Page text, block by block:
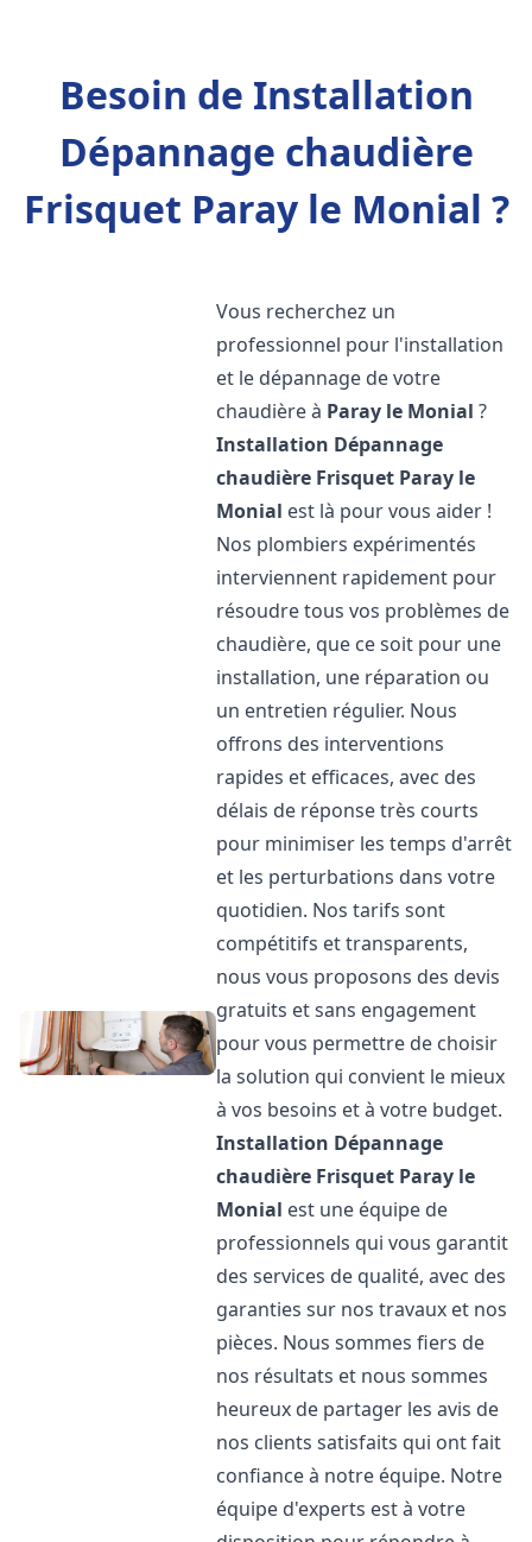
Besoin de Installation
Dépannage chaudière
Frisquet Paray le Monial ?
Vous recherchez un
professionnel pour l'installation
et le dépannage de votre
chaudière à Paray le Monial ?
Installation Dépannage
chaudière Frisquet Paray le
Monial est là pour vous aider !
Nos plombiers expérimentés
interviennent rapidement pour
résoudre tous vos problèmes de
chaudière, que ce soit pour une
installation, une réparation ou
un entretien régulier. Nous
offrons des interventions
rapides et efficaces, avec des
délais de réponse très courts
pour minimiser les temps d'arrêt
et les perturbations dans votre
quotidien. Nos tarifs sont
compétitifs et transparents,
nous vous proposons des devis
gratuits et sans engagement
pour vous permettre de choisir
la solution qui convient le mieux
à vos besoins et à votre budget.
Installation Dépannage
chaudière Frisquet Paray le
Monial est une équipe de
professionnels qui vous garantit
des services de qualité, avec des
garanties sur nos travaux et nos
pièces. Nous sommes fiers de
nos résultats et nous sommes
heureux de partager les avis de
nos clients satisfaits qui ont fait
confiance à notre équipe. Notre
équipe d'experts est à votre